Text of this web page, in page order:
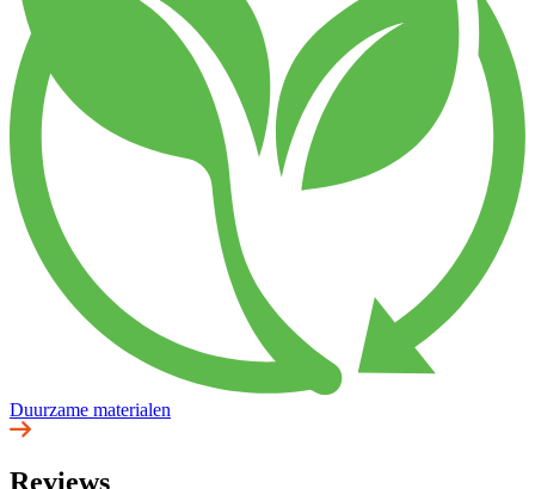
Duurzame materialen
Reviews